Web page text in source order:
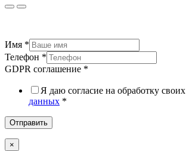
Имя *
Телефон *
GDPR соглашение *
Я даю согласие на обработку своих
данных *
Отправить
×